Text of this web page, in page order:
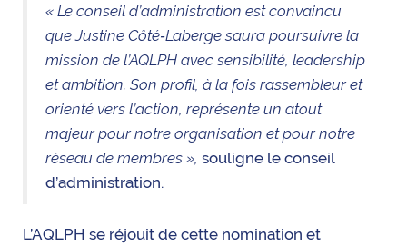
« Le conseil d’administration est convaincu
que Justine Côté‑Laberge saura poursuivre la
mission de l’AQLPH avec sensibilité, leadership
et ambition. Son profil, à la fois rassembleur et
orienté vers l’action, représente un atout
majeur pour notre organisation et pour notre
réseau de membres », souligne le conseil
d’administration.
L’AQLPH se réjouit de cette nomination et